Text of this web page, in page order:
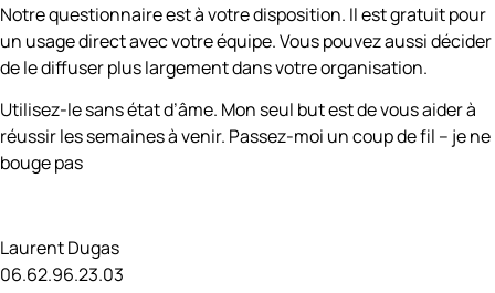
Notre questionnaire est à votre disposition. Il est gratuit pour
un usage direct avec votre équipe. Vous pouvez aussi décider
de le diffuser plus largement dans votre organisation.
Utilisez-le sans état d’âme. Mon seul but est de vous aider à
réussir les semaines à venir. Passez-moi un coup de fil – je ne
bouge pas
Laurent Dugas
06.62.96.23.03